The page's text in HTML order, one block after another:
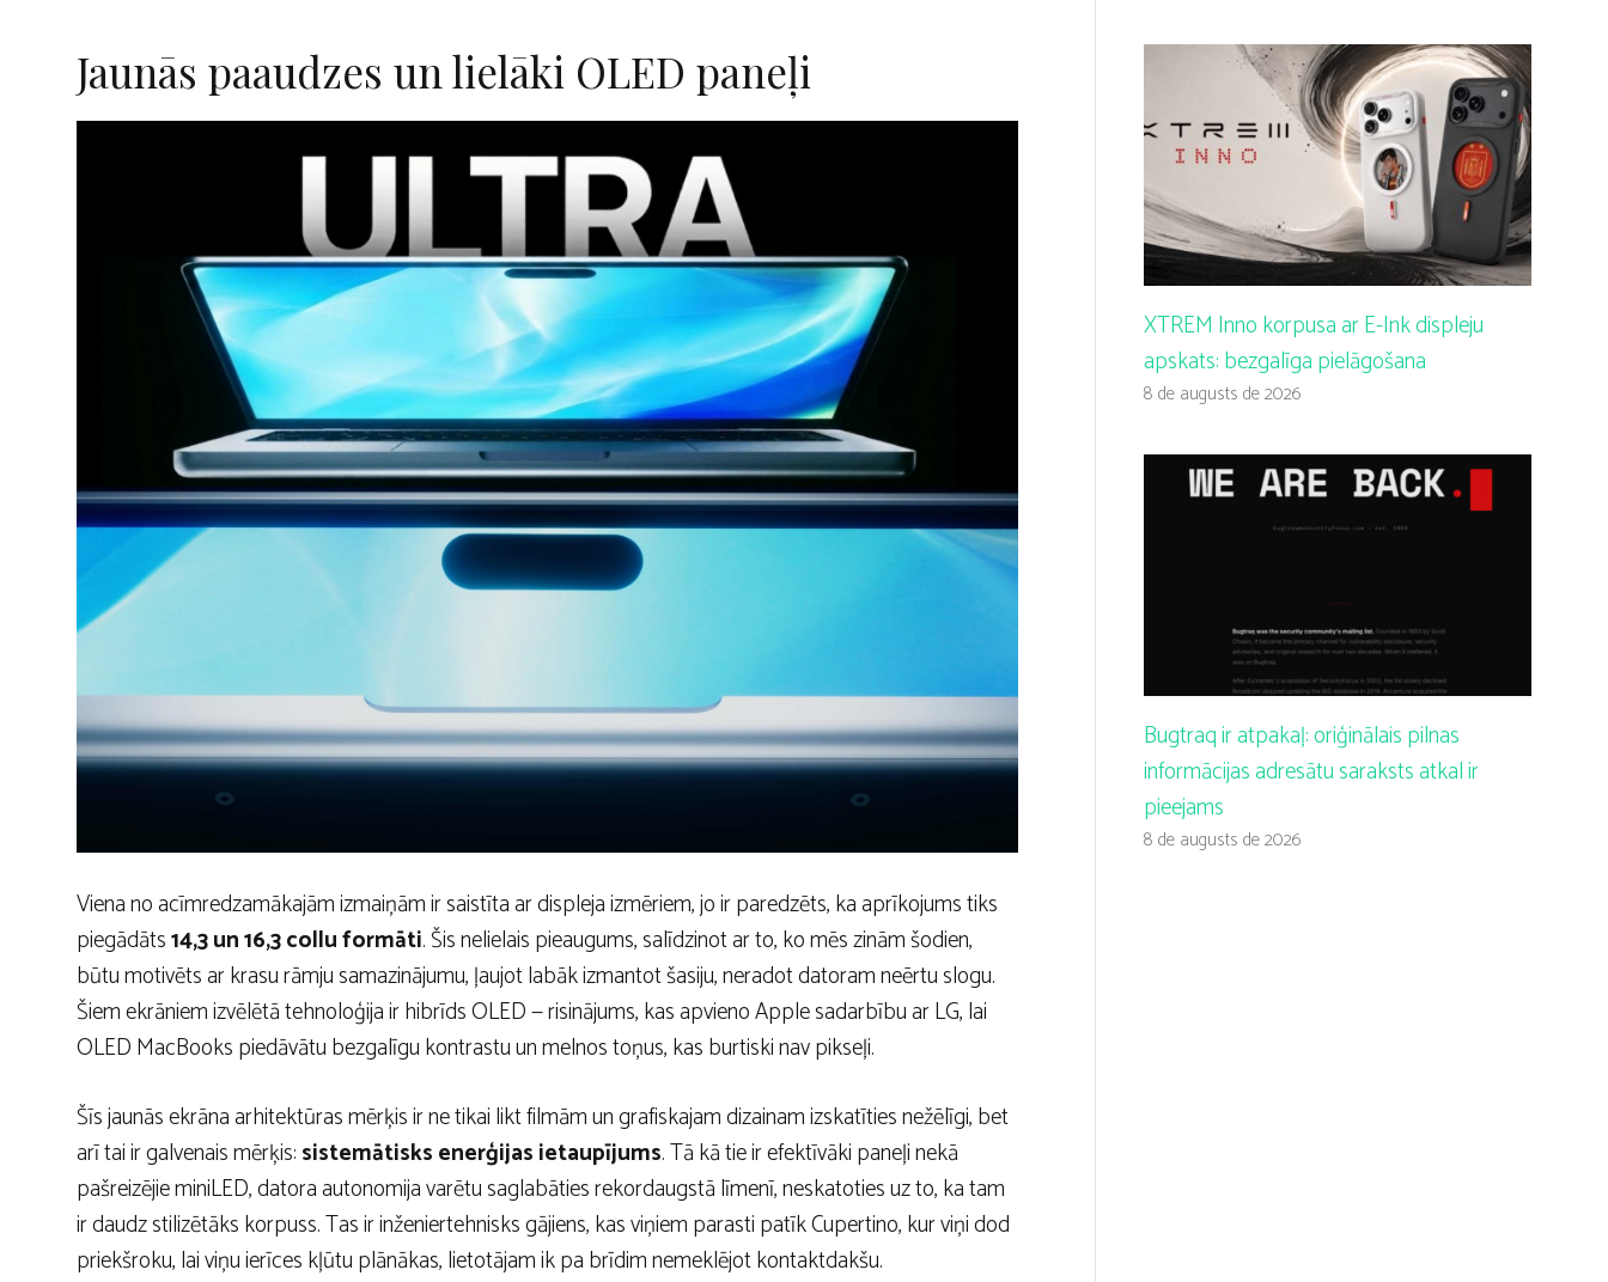
Jaunās paaudzes un lielāki OLED paneļi
Viena no acīmredzamākajām izmaiņām ir saistīta ar displeja izmēriem, jo ​​ir paredzēts, ka aprīkojums tiks
piegādāts14,3 un 16,3 collu formāti. Šis nelielais pieaugums, salīdzinot ar to, ko mēs zinām šodien,
būtu motivēts ar krasu rāmju samazinājumu, ļaujot labāk izmantot šasiju, neradot datoram neērtu slogu.
Šiem ekrāniem izvēlētā tehnoloģija ir hibrīds OLED — risinājums, kas apvieno Apple sadarbību ar LG, lai
OLED MacBooks piedāvātu bezgalīgu kontrastu un melnos toņus, kas burtiski nav pikseļi.
Šīs jaunās ekrāna arhitektūras mērķis ir ne tikai likt filmām un grafiskajam dizainam izskatīties nežēlīgi, bet
arī tai ir galvenais mērķis:sistemātisks enerģijas ietaupījums. Tā kā tie ir efektīvāki paneļi nekā
pašreizējie miniLED, datora autonomija varētu saglabāties rekordaugstā līmenī, neskatoties uz to, ka tam
ir daudz stilizētāks korpuss. Tas ir inženiertehnisks gājiens, kas viņiem parasti patīk Cupertino, kur viņi dod
priekšroku, lai viņu ierīces kļūtu plānākas, lietotājam ik pa brīdim nemeklējot kontaktdakšu.
XTREM Inno korpusa ar E-Ink displeju
apskats: bezgalīga pielāgošana
8 de augusts de 2026
Bugtraq ir atpakaļ: oriģinālais pilnas
informācijas adresātu saraksts atkal ir
pieejams
8 de augusts de 2026